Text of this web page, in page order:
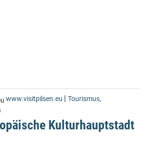
www.visitpilsen.eu | Tourismus,
Kulturhauptstadt